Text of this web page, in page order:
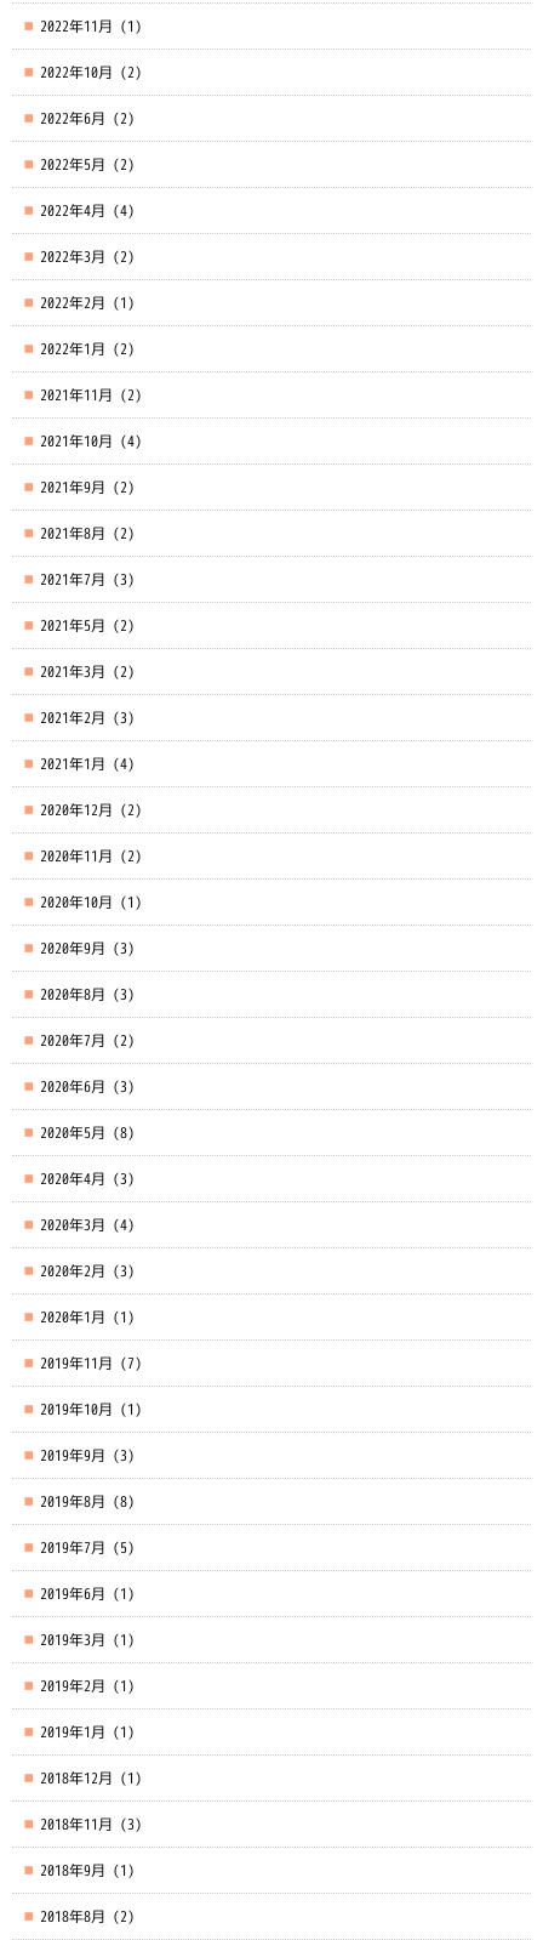
2022年11月 (1)
2022年10月 (2)
2022年6月 (2)
2022年5月 (2)
2022年4月 (4)
2022年3月 (2)
2022年2月 (1)
2022年1月 (2)
2021年11月 (2)
2021年10月 (4)
2021年9月 (2)
2021年8月 (2)
2021年7月 (3)
2021年5月 (2)
2021年3月 (2)
2021年2月 (3)
2021年1月 (4)
2020年12月 (2)
2020年11月 (2)
2020年10月 (1)
2020年9月 (3)
2020年8月 (3)
2020年7月 (2)
2020年6月 (3)
2020年5月 (8)
2020年4月 (3)
2020年3月 (4)
2020年2月 (3)
2020年1月 (1)
2019年11月 (7)
2019年10月 (1)
2019年9月 (3)
2019年8月 (8)
2019年7月 (5)
2019年6月 (1)
2019年3月 (1)
2019年2月 (1)
2019年1月 (1)
2018年12月 (1)
2018年11月 (3)
2018年9月 (1)
2018年8月 (2)